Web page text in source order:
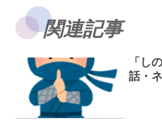
関連記事
「し
話・